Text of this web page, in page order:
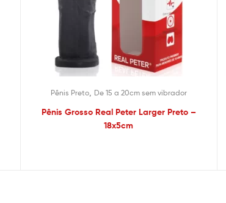
Pênis Preto, De 15 a 20cm sem vibrador
Pênis Grosso Real Peter Larger Preto –
18x5cm